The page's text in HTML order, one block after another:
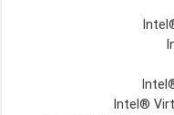
Intel®